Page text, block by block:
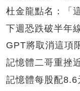
杜金龍點名：「
下週恐跌破半年
GPT將取消這
記憶體二哥重挫
記憶體每股配